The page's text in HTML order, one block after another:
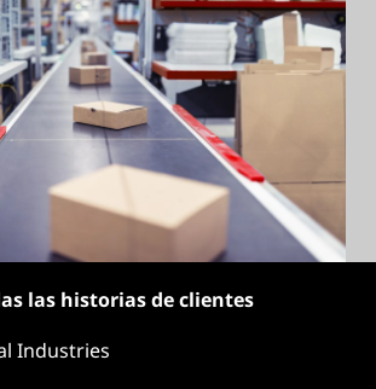
las historias de clientes
Industries